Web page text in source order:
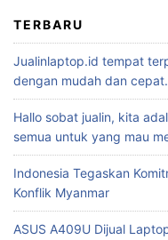
TERBARU
Jualinlaptop.id tempat
dengan mudah dan cepat.
Hallo sobat jualin, kita
semua untuk yang mau
Indonesia Tegaskan
Konflik Myanmar
ASUS A409U Dijual